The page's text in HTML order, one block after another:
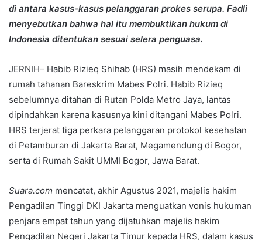
di antara kasus-kasus pelanggaran prokes serupa. Fadli
menyebutkan bahwa hal itu membuktikan hukum di
Indonesia ditentukan sesuai selera penguasa.
JERNIH– Habib Rizieq Shihab (HRS) masih mendekam di
rumah tahanan Bareskrim Mabes Polri. Habib Rizieq
sebelumnya ditahan di Rutan Polda Metro Jaya, lantas
dipindahkan karena kasusnya kini ditangani Mabes Polri.
HRS terjerat tiga perkara pelanggaran protokol kesehatan
di Petamburan di Jakarta Barat, Megamendung di Bogor,
serta di Rumah Sakit UMMI Bogor, Jawa Barat.
Suara.com mencatat, akhir Agustus 2021, majelis hakim
Pengadilan Tinggi DKI Jakarta menguatkan vonis hukuman
penjara empat tahun yang dijatuhkan majelis hakim
Pengadilan Negeri Jakarta Timur kepada HRS, dalam kasus